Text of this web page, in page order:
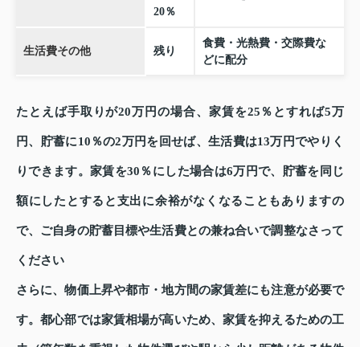
20％
生活費その他 残り
食費・光熱費・交際費な
どに配分
たとえば手取りが20万円の場合、家賃を25％とすれば5万
円、貯蓄に10％の2万円を回せば、生活費は13万円でやりく
りできます。家賃を30％にした場合は6万円で、貯蓄を同じ
額にしたとすると支出に余裕がなくなることもありますの
で、ご自身の貯蓄目標や生活費との兼ね合いで調整なさって
ください
さらに、物価上昇や都市・地方間の家賃差にも注意が必要で
す。都心部では家賃相場が高いため、家賃を抑えるための工